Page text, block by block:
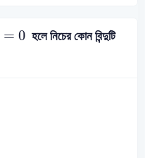
= 0 হলে নিচের কোন বিন্দুটি